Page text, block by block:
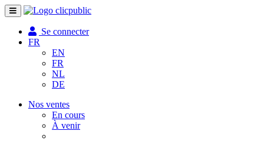
Toggle
navigation
Se connecter
FR
EN
FR
NL
DE
Nos ventes
En cours
À venir